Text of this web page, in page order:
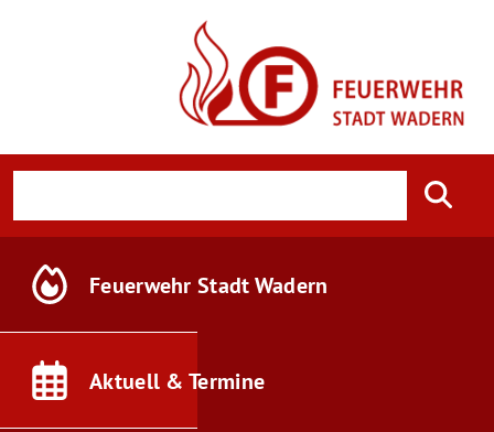
Feuerwehr Stadt Wadern
Aktuell & Termine